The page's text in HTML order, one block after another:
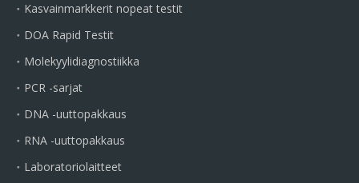
Kasvainmarkkerit nopeat testit
DOA Rapid Testit
Molekyylidiagnostiikka
PCR -sarjat
DNA -uuttopakkaus
RNA -uuttopakkaus
Laboratoriolaitteet